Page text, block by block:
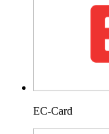
EC-Card